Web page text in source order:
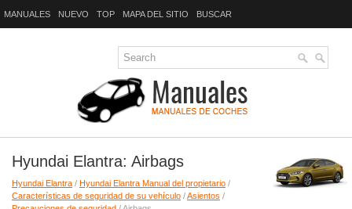
MANUALES NUEVO TOP MAPA DEL SITIO BUSCAR
Hyundai Elantra: Airbags
Hyundai Elantra / Hyundai Elantra Manual del propietario /
Características de seguridad de su vehículo /Asientos /